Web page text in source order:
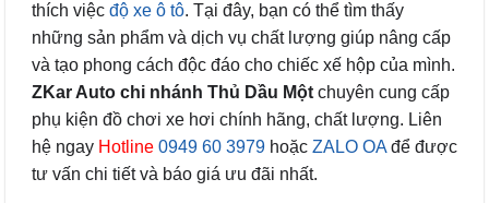
thích việc độ xe ô tô. Tại đây, bạn có thể tìm thấy
những sản phẩm và dịch vụ chất lượng giúp nâng cấp
và tạo phong cách độc đáo cho chiếc xế hộp của mình.
ZKar Auto chi nhánh Thủ Dầu Một chuyên cung cấp
phụ kiện đồ chơi xe hơi chính hãng, chất lượng. Liên
hệ ngay Hotline 0949 60 3979 hoặc ZALO OA để được
tư vấn chi tiết và báo giá ưu đãi nhất.